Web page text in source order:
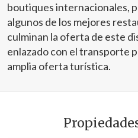
boutiques internacionales,
algunos de los mejores
culminan la oferta de este
enlazado con el transporte
amplia oferta turística.